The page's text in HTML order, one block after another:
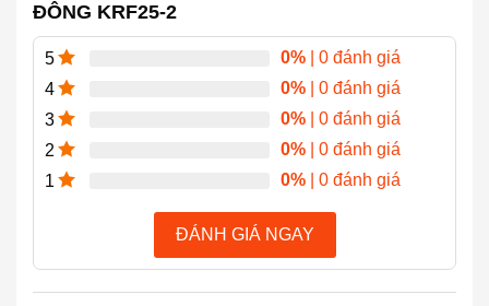
ĐÔNG KRF25-2
5 0% | 0 đánh giá
4
0% | 0 đánh giá
3
0% | 0 đánh giá
2
0% | 0 đánh giá
1
0% | 0 đánh giá
ĐÁNH GIÁ NGAY